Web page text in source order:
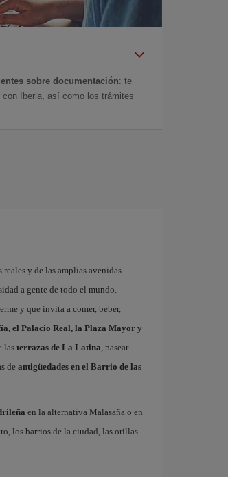
sobre documentación: te
Iberia, así como los trámites
y de las amplias avenidas
a gente de todo el mundo.
y que invita a comer, beber,
el Palacio Real, la Plaza Mayor y
las terrazas de La Latina, pasear
de antigüedades en el Barrio de las
en la alternativa Malasaña o en
los barrios de la ciudad, las orillas